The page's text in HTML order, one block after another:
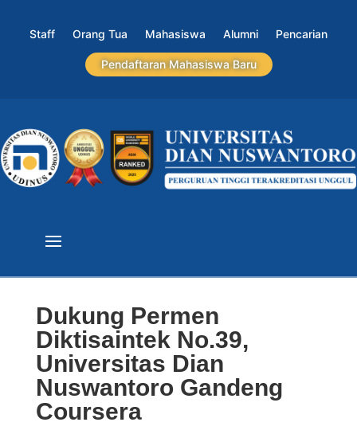
Staff Orang Tua Mahasiswa Alumni Pencarian
Pendaftaran Mahasiswa Baru
Dukung Permen
Diktisaintek No.39,
Universitas Dian
Nuswantoro Gandeng
Coursera